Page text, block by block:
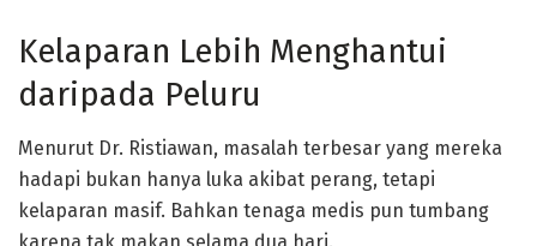
Kelaparan Lebih Menghantui
daripada Peluru
Menurut Dr. Ristiawan, masalah terbesar yang mereka
hadapi bukan hanya luka akibat perang, tetapi
kelaparan masif. Bahkan tenaga medis pun tumbang